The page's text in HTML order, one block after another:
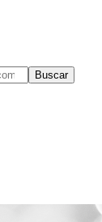
Buscar